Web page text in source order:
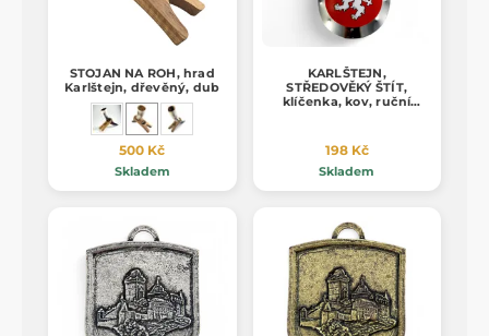
STOJAN NA ROH, hrad
Karlštejn, dřevěný, dub
500 Kč
Skladem
KARLŠTEJN,
STŘEDOVĚKÝ ŠTÍT,
klíčenka, kov, ruční
198 Kč
Skladem